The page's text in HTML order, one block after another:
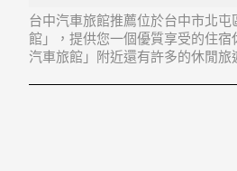
台中汽車旅館推薦位於台中市北屯
館」，提供您一個優質享受的住宿
汽車旅館」附近還有許多的休閒旅